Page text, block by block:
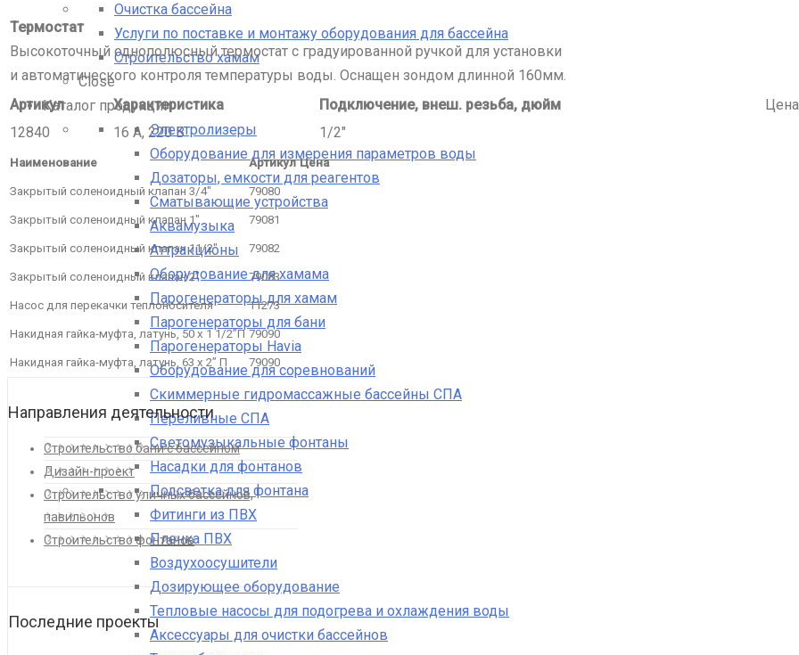
Очистка бассейна
Услуги по поставке и монтажу оборудования для бассейна
Строительство хамам
Close
Каталог продукции
Электролизеры
Оборудование для измерения параметров воды
Дозаторы, емкости для реагентов
Сматывающие устройства
Аквамузыка
Аттракционы
Оборудование для хамама
Парогенераторы для хамам
Парогенераторы для бани
Парогенераторы Havia
Оборудование для соревнований
Скиммерные гидромассажные бассейны СПА
Переливные СПА
Светомузыкальные фонтаны
Насадки для фонтанов
Подсветка для фонтана
Фитинги из ПВХ
Пленка ПВХ
Воздухоосушители
Дозирующее оборудование
Тепловые насосы для подогрева и охлаждения воды
Аксессуары для очистки бассейнов
Термостат
Высокоточный однополюсный термостат с градуированной ручкой для установки
и автоматического контроля температуры воды. Оснащен зондом длинной 160мм.
Артикул
Характеристика Подключение, внеш. резьба, дюйм
Цена
12840
16 А, 220 В 1/2″
Наименование Артикул Цена
Закрытый соленоидный клапан 3/4″ 79080
Закрытый соленоидный клапан 1″ 79081
Закрытый соленоидный клапан 11/2″ 79082
Закрытый соленоидный клапан 2” 79083
Насос для перекачки теплоносителя 11273
Накидная гайка-муфта, латунь, 50 х 1 1/2”П 79090
Накидная гайка-муфта, латунь, 63 х 2” П 79090
Направления деятельности
Строительство бани с бассейном
Дизайн-проект
Строительство уличных бассейнов,
павильонов
Строительство фонтанов
Последние проекты